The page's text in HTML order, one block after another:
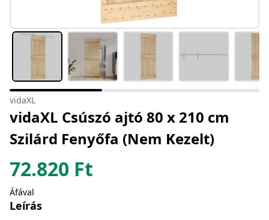
vidaXL
vidaXL Csúszó ajtó 80 x 210 cm
Szilárd Fenyőfa (Nem Kezelt)
72.820 Ft
Áfával
Leírás